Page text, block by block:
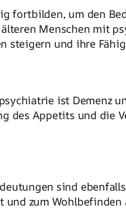
fortbilden, um den
Menschen mit
steigern und ihre
ist Demenz
des Appetits und die
sind
zum